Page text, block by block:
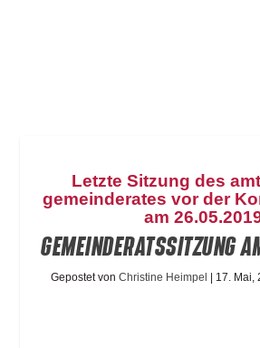
Letzte Sitzung des
gemeinderates vor der
am
GEMEINDERATSSITZUNG
Gepostet von Christine Heimpel 17. Mai,